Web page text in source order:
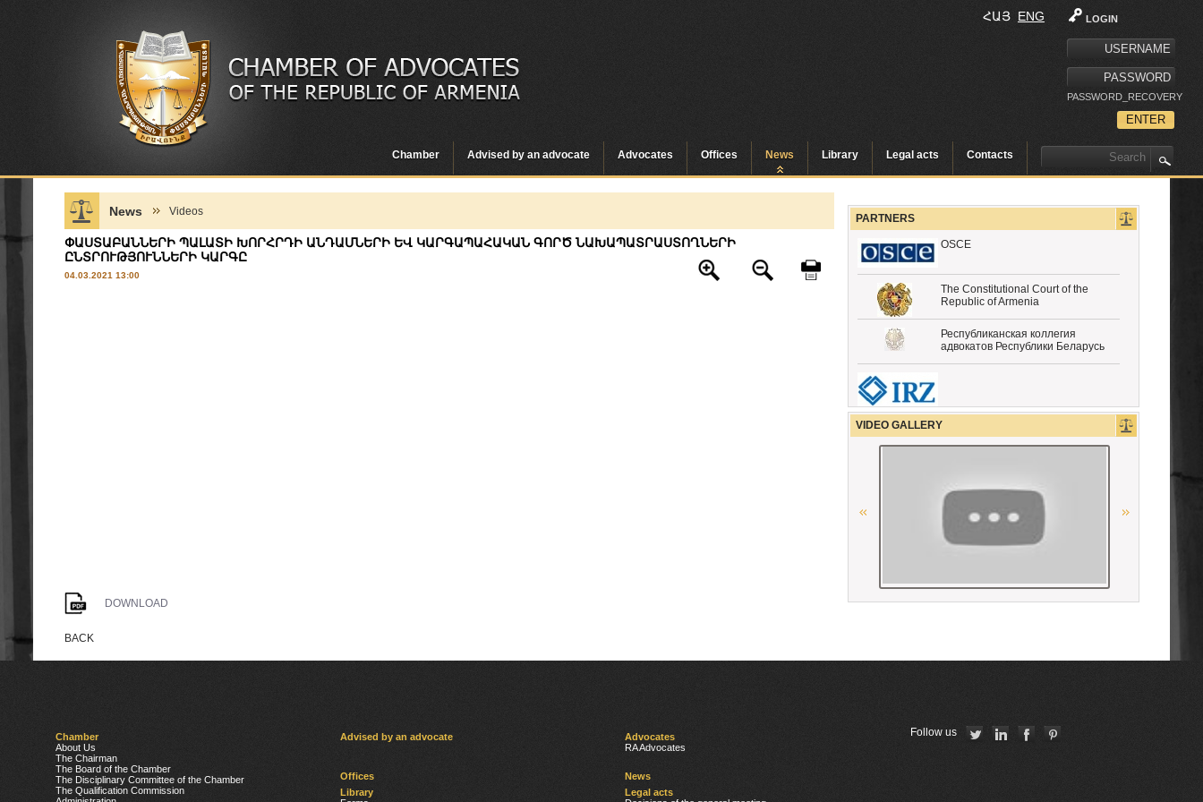
LOGIN
PASSWORD_RECOVERY
ՀԱՅ ENG
Chamber Advised by an advocate Advocates Offices News Library Legal acts Contacts
News Videos
ՓԱՍՏԱԲԱՆՆԵՐԻ ՊԱԼԱՏԻ ԽՈՐՀՐԴԻ ԱՆԴԱՄՆԵՐԻ ԵՎ ԿԱՐԳԱՊԱՀԱԿԱՆ ԳՈՐԾ ՆԱԽԱՊԱՏՐԱՍՏՈՂՆԵՐԻ
ԸՆՏՐՈՒԹՅՈՒՆՆԵՐԻ ԿԱՐԳԸ
04.03.2021 13:00
DOWNLOAD
BACK
PARTNERS
OSCE
The Constitutional Court of the
Republic of Armenia
Республиканская коллегия
адвокатов Республики Беларусь
La Carpa de Paris
Ordre des avocats de Paris
CCBE
Union Internationale des Avocats
VIDEO GALLERY
Chamber
About Us
The Chairman
The Board of the Chamber
The Disciplinary Committee of the Chamber
The Qualification Commission
Advised by an advocate
Advocates
RA Advocates
Offices
News
Library
Legal acts
Follow us